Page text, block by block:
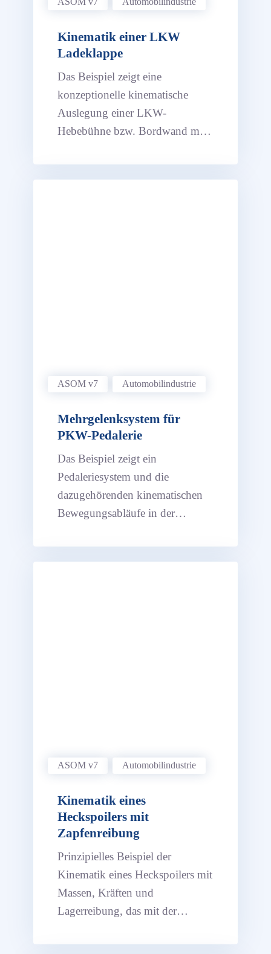
Kinematik einer LKW
Ladeklappe
Das Beispiel zeigt eine
konzeptionelle kinematische
Auslegung einer LKW-
Hebebühne bzw. Bordwand mit
Freiheitsgraden) und einem
ASOM v7 Automobil­industrie
Mehrgelenksystem für
PKW-Pedalerie
Das Beispiel zeigt ein
Pedaleriesystem und die
dazugehörenden kinematischen
Bewegungsabläufe in der
ASOM v7 Automobil­industrie
Kinematik eines
Heckspoilers mit
Zapfenreibung
Prinzipielles Beispiel der
Kinematik eines Heckspoilers mit
Massen, Kräften und
Lagerreibung, das mit der
erstellt wurde.